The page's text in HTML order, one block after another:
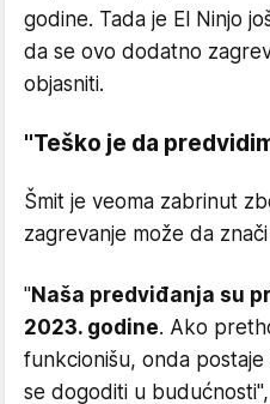
godine. Tada je El Ninjo
da se ovo dodatno
objasniti.
"Teško je da
Šmit je veoma zabrinut
zagrevanje može da
"Naša predviđanja su
2023. godine. Ako
funkcionišu, onda
se dogoditi u